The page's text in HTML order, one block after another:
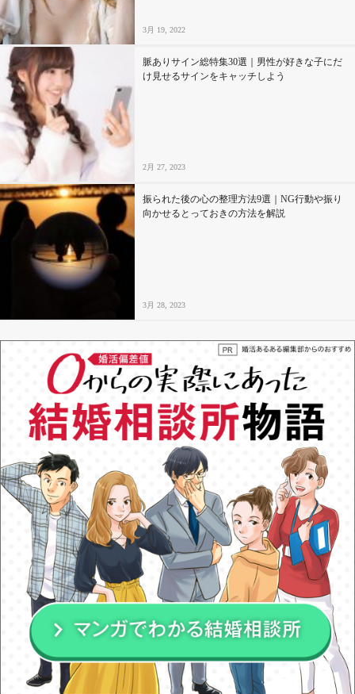
3月 19, 2022
脈ありサイン総特集30選｜男性が好きな子にだ
け見せるサインをキャッチしよう
2月 27, 2023
振られた後の心の整理方法9選｜NG行動や振り
向かせるとっておきの方法を解説
3月 28, 2023